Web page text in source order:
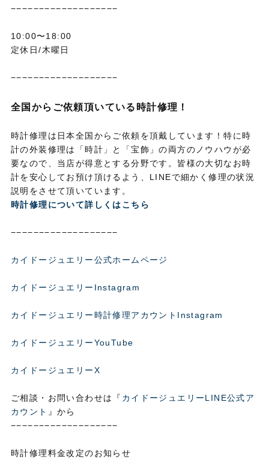
−−−−−−−−−−−−−−−−−−−
10:00〜18:00
定休日/木曜日
−−−−−−−−−−−−−−−−−−−
全国からご依頼頂いている時計修理！
時計修理は日本全国からご依頼を頂戴しています！特に時
計の外装修理は「時計」と「宝飾」の両方のノウハウが必
要なので、当店が得意とする分野です。皆様の大切なお時
計を安心してお預け頂けるよう、LINEで細かく修理の状況
説明をさせて頂いています。
時計修理について詳しくはこちら
−−−−−−−−−−−−−−−−−−−
カイドージュエリー公式ホームページ
カイドージュエリーInstagram
カイドージュエリー時計修理アカウントInstagram
カイドージュエリーYouTube
カイドージュエリーX
ご相談・お問い合わせは『 カイドージュエリーLINE公式ア
カウント 』から
−−−−−−−−−−−−−−−−−−−
時計修理料金改定のお知らせ